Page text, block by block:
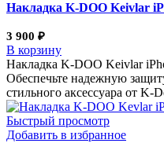
Накладка K-DOO Keivlar
3 900 ₽
В корзину
Накладка K-DOO Keivlar
Обеспечьте надежную
стильного аксессуара от K-
Быстрый просмотр
Добавить в избранное